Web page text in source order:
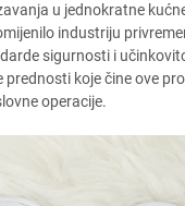
u jednokratne
industriju
sigurnosti i
prednosti koje čine ove
operacije.